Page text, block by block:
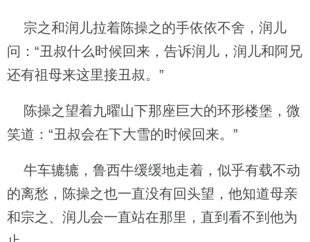
宗之和润儿拉着陈操之的手依依不舍，润儿
问：“丑叔什么时候回来，告诉润儿，润儿和阿兄
还有祖母来这里接丑叔。”
陈操之望着九曜山下那座巨大的环形楼堡，微
笑道：“丑叔会在下大雪的时候回来。”
牛车辘辘，鲁西牛缓缓地走着，似乎有载不动
的离愁，陈操之也一直没有回头望，他知道母亲
和宗之、润儿会一直站在那里，直到看不到他为